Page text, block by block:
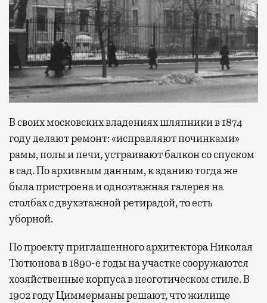
В своих московских владениях шляпники в 1874
году делают ремонт: «исправляют починками»
рамы, полы и печи, устраивают балкон со спуском
в сад. По архивным данным, к зданию тогда же
была пристроена и одноэтажная галерея на
столбах с двухэтажной ретирадой, то есть
уборной.
По проекту приглашенного архитектора Николая
Тютюнова в 1890-е годы на участке сооружаются
хозяйственные корпуса в неоготическом стиле. В
1902 году Циммерманы решают, что жилище